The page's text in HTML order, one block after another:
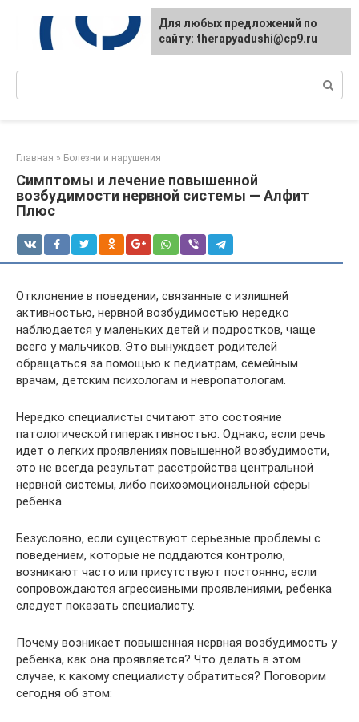
контенту
Главная » Болезни и нарушения
Симптомы и лечение повышенной
возбудимости нервной системы — Алфит
Плюс
Отклонение в поведении, связанные с излишней
активностью, нервной возбудимостью нередко
наблюдается у маленьких детей и подростков, чаще
всего у мальчиков. Это вынуждает родителей
обращаться за помощью к педиатрам, семейным
врачам, детским психологам и невропатологам.
Нередко специалисты считают это состояние
патологической гиперактивностью. Однако, если речь
идет о легких проявлениях повышенной возбудимости,
это не всегда результат расстройства центральной
нервной системы, либо психоэмоциональной сферы
ребенка.
Безусловно, если существуют серьезные проблемы с
поведением, которые не поддаются контролю,
возникают часто или присутствуют постоянно, если
сопровождаются агрессивными проявлениями, ребенка
следует показать специалисту.
Почему возникает повышенная нервная возбудимость у
ребенка, как она проявляется? Что делать в этом
случае, к какому специалисту обратиться? Поговорим
сегодня об этом:
Для любых предложений по
сайту: therapyadushi@cp9.ru